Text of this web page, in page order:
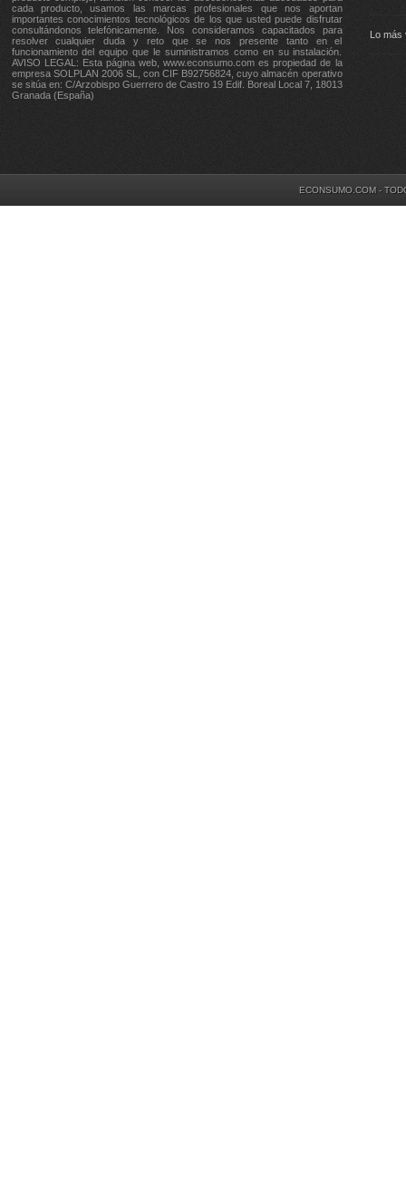
cada producto, usamos las marcas profesionales que nos aportan
importantes conocimientos tecnológicos de los que usted puede disfrutar
consultándonos telefónicamente. Nos consideramos capacitados para
resolver cualquier duda y reto que se nos presente tanto en el
funcionamiento del equipo que le suministramos como en su instalación.
AVISO LEGAL: Esta página web, www.econsumo.com es propiedad de la
empresa SOLPLAN 2006 SL, con CIF B92756824, cuyo almacén operativo
se sitúa en: C/Arzobispo Guerrero de Castro 19 Edif. Boreal Local 7, 18013
Granada (España)
Lo más
ECONSUMO.COM -